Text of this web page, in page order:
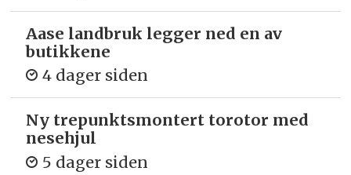
Aase landbruk legger ned en av
butikkene
4 dager siden
Ny trepunkts­montert torotor med
nesehjul
5 dager siden